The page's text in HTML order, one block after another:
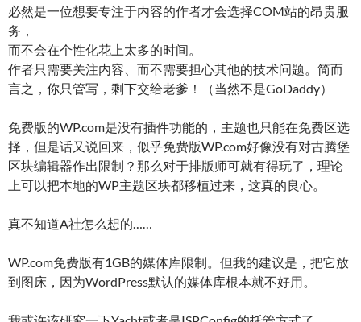
必然是一位想要专注于内容的作者才会选择COM站的昂贵服
务，
而不会在个性化花上太多的时间。
作者只需要关注内容、而不需要担心其他的技术问题。简而
言之，你只管写，剩下交给老爹！（当然不是GoDaddy）
免费版的WP.com是没有插件功能的，主题也只能在免费区选
择，但是话又说回来，似乎免费版WP.com好像没有对古腾堡
区块编辑器作出限制？那么对于排版师可就有得玩了，理论
上可以把本地的WP主题区块都移植过来，这真的良心。
真不知道A社怎么想的……
WP.com免费版有1GB的媒体库限制。但我的建议是，把它放
到图床，因为WordPress默认的媒体库根本就不好用。